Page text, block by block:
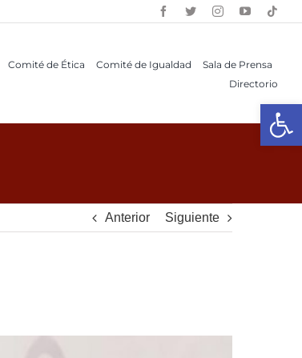
Comité de Ética Comité de Igualdad
Sala de Prensa
Directorio
Anterior Siguiente